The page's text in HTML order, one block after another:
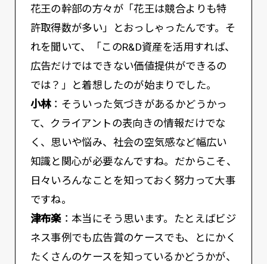
花王の幹部の方々が「花王は競合よりも特
許取得数が多い」とおっしゃったんです。そ
れを聞いて、「このR&D資産を活用すれば、
広告だけではできない価値提供ができるの
では？」と着想したのが始まりでした。
小林：そういった気づきがあるかどうかっ
て、クライアントの表向きの情報だけでな
く、思いや悩み、社会の空気感など幅広い
知識と関心が必要なんですね。だからこそ、
日々いろんなことを知っておく努力って大事
ですね。
津布楽：本当にそう思います。たとえばビジ
ネス事例でも広告賞のケースでも、とにかく
たくさんのケースを知っているかどうかが、